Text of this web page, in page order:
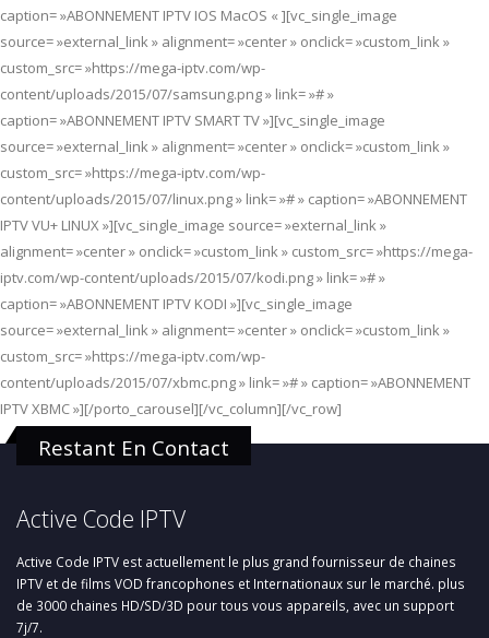
caption= »ABONNEMENT IPTV IOS MacOS « ][vc_single_image
source= »external_link » alignment= »center » onclick= »custom_link »
custom_src= »https://mega-iptv.com/wp-
content/uploads/2015/07/samsung.png » link= »# »
caption= »ABONNEMENT IPTV SMART TV »][vc_single_image
source= »external_link » alignment= »center » onclick= »custom_link »
custom_src= »https://mega-iptv.com/wp-
content/uploads/2015/07/linux.png » link= »# » caption= »ABONNEMENT
IPTV VU+ LINUX »][vc_single_image source= »external_link »
alignment= »center » onclick= »custom_link » custom_src= »https://mega-
iptv.com/wp-content/uploads/2015/07/kodi.png » link= »# »
caption= »ABONNEMENT IPTV KODI »][vc_single_image
source= »external_link » alignment= »center » onclick= »custom_link »
custom_src= »https://mega-iptv.com/wp-
content/uploads/2015/07/xbmc.png » link= »# » caption= »ABONNEMENT
IPTV XBMC »][/porto_carousel][/vc_column][/vc_row]
Restant En Contact
Active Code IPTV
Active Code IPTV est actuellement le plus grand fournisseur de chaines
IPTV et de films VOD francophones et Internationaux sur le marché. plus
de 3000 chaines HD/SD/3D pour tous vous appareils, avec un support
7j/7.